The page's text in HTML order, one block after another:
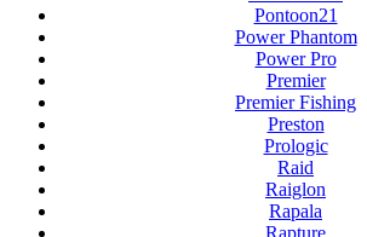
Pontoon21
Power Phantom
Power Pro
Premier
Premier Fishing
Preston
Prologic
Raid
Raiglon
Rapala